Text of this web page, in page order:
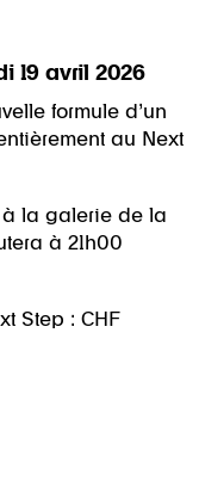
19 avril 2026
formule d’un
au Next
à la galerie de la
à 21h00
Step : CHF